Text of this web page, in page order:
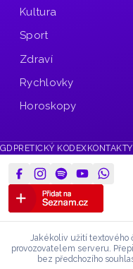
Kultura
Sport
Zdraví
Rychlovky
Horoskopy
GDPR ETICKÝ KODEX KONTAKTY
Jakékoliv užití textového
provozovatelem serveru.
bez předchozího